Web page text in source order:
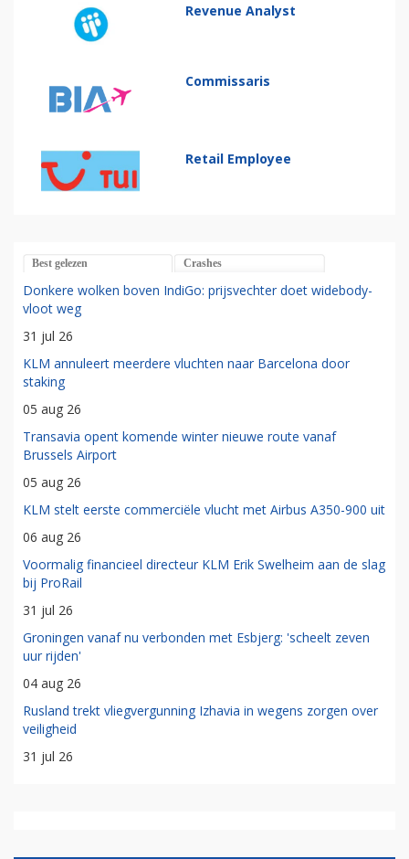
Revenue Analyst
Commissaris
Retail Employee
Best gelezen Crashes
Donkere wolken boven IndiGo: prijsvechter doet widebody-
vloot weg
31 jul 26
KLM annuleert meerdere vluchten naar Barcelona door
staking
05 aug 26
Transavia opent komende winter nieuwe route vanaf
Brussels Airport
05 aug 26
KLM stelt eerste commerciële vlucht met Airbus A350-900 uit
06 aug 26
Voormalig financieel directeur KLM Erik Swelheim aan de slag
bij ProRail
31 jul 26
Groningen vanaf nu verbonden met Esbjerg: 'scheelt zeven
uur rijden'
04 aug 26
Rusland trekt vliegvergunning Izhavia in wegens zorgen over
veiligheid
31 jul 26